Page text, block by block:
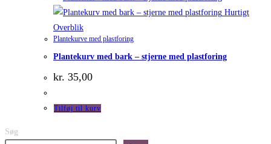
Hurtigt
Overblik
Plantekurve med plastforing
Plantekurv med bark – stjerne med plastforing
kr. 35,00
Tilføj til kurv
Søg